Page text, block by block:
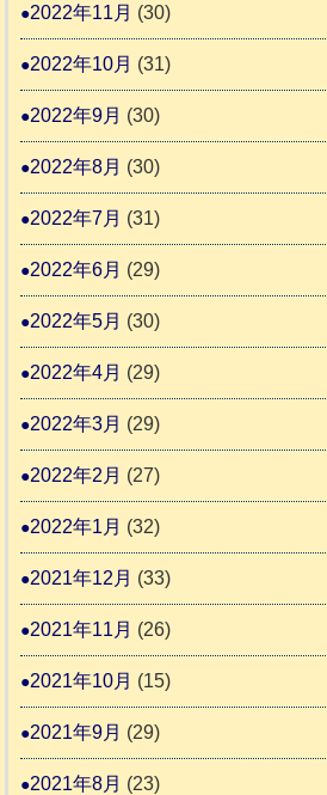
2022年11月 (30)
2022年10月 (31)
2022年9月 (30)
2022年8月 (30)
2022年7月 (31)
2022年6月 (29)
2022年5月 (30)
2022年4月 (29)
2022年3月 (29)
2022年2月 (27)
2022年1月 (32)
2021年12月 (33)
2021年11月 (26)
2021年10月 (15)
2021年9月 (29)
2021年8月 (23)